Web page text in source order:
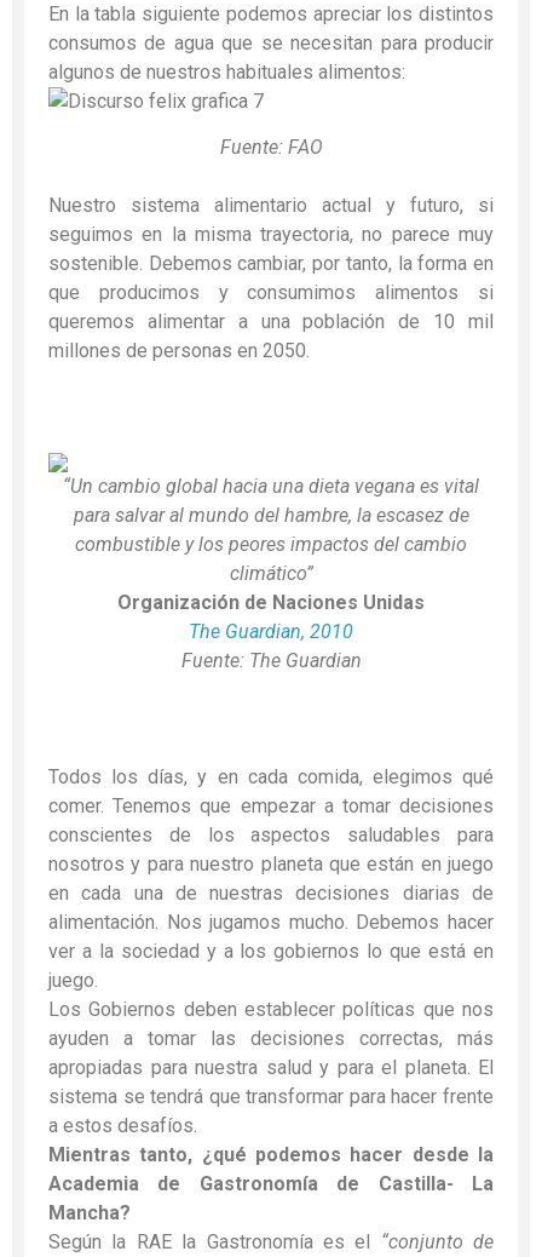
En la tabla siguiente podemos apreciar los distintos
consumos de agua que se necesitan para producir
algunos de nuestros habituales alimentos:
Fuente: FAO
Nuestro sistema alimentario actual y futuro, si
seguimos en la misma trayectoria, no parece muy
sostenible. Debemos cambiar, por tanto, la forma en
que producimos y consumimos alimentos si
queremos alimentar a una población de 10 mil
millones de personas en 2050.
“Un cambio global hacia una dieta vegana es vital
para salvar al mundo del hambre, la escasez de
combustible y los peores impactos del cambio
climático”
Organización de Naciones Unidas
The Guardian, 2010
Fuente: The Guardian
Todos los días, y en cada comida, elegimos qué
comer. Tenemos que empezar a tomar decisiones
conscientes de los aspectos saludables para
nosotros y para nuestro planeta que están en juego
en cada una de nuestras decisiones diarias de
alimentación. Nos jugamos mucho. Debemos hacer
ver a la sociedad y a los gobiernos lo que está en
juego.
Los Gobiernos deben establecer políticas que nos
ayuden a tomar las decisiones correctas, más
apropiadas para nuestra salud y para el planeta. El
sistema se tendrá que transformar para hacer frente
a estos desafíos.
Mientras tanto, ¿qué podemos hacer desde la
Academia de Gastronomía de Castilla- La
Mancha?
Según la RAE la Gastronomía es el “conjunto de